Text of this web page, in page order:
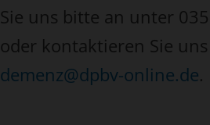
Sie uns bitte an unter
oder kontaktieren Sie
demenz@dpbv-online.de.